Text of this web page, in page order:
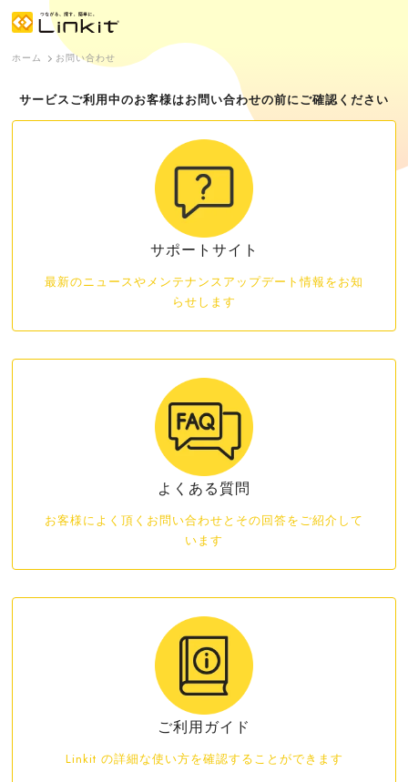
ホーム お問い合わせ
サービスご利用中のお客様はお問い合わせの前にご確認ください
サポートサイト
最新のニュースやメンテナンスアップデート情報をお知
らせします
よくある質問
お客様によく頂くお問い合わせとその回答をご紹介して
います
ご利用ガイド
Linkit の詳細な使い方を確認することができます